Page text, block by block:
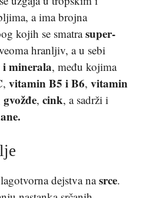
a ima brojna
kojih se smatrasuper-
hranljiv, a u sebi
minerala, među kojima
, vitamin B5 i B6, vitamin
gvožđe, cink, a sadrži i
dejstva nasrce.